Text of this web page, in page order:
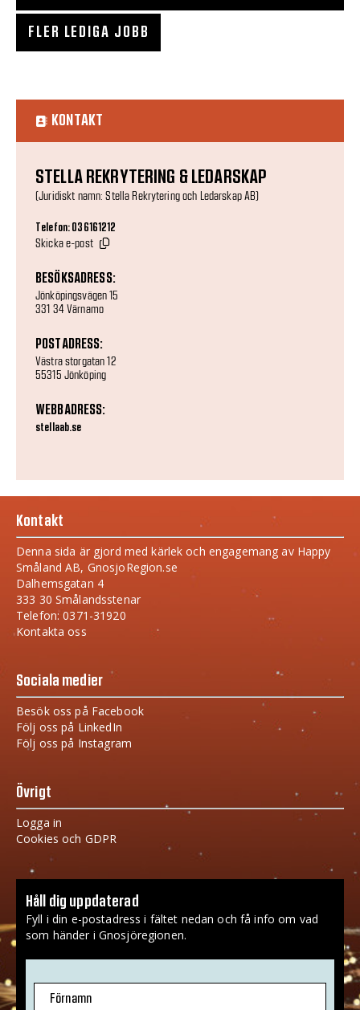
FLER LEDIGA JOBB
KONTAKT
STELLA REKRYTERING & LEDARSKAP
(Juridiskt namn: Stella Rekrytering och Ledarskap AB)
Telefon: 036161212
Skicka e-post
BESÖKSADRESS:
Jönköpingsvägen 15
331 34 Värnamo
POSTADRESS:
Västra storgatan 12
55315 Jönköping
WEBBADRESS:
stellaab.se
Kontakt
Denna sida är gjord med kärlek och engagemang av Happy
Småland AB, GnosjoRegion.se
Dalhemsgatan 4
333 30 Smålandsstenar
Telefon: 0371-31920
Kontakta oss
Sociala medier
Besök oss på Facebook
Följ oss på LinkedIn
Följ oss på Instagram
Övrigt
Logga in
Cookies och GDPR
Håll dig uppdaterad
Fyll i din e-postadress i fältet nedan och få info om vad
som händer i Gnosjöregionen.
Förnamn